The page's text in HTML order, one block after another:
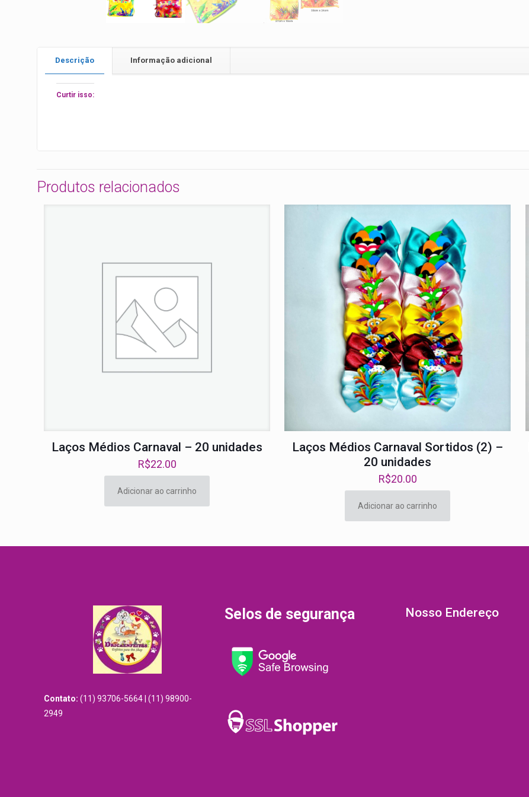
Descrição Informação adicional
Curtir isso:
Produtos relacionados
Laços Médios Carnaval – 20 unidades
R$22.00
Adicionar ao carrinho
Laços Médios Carnaval Sortidos (2) –
20 unidades
R$20.00
Adicionar ao carrinho
Contato: (11) 93706-5664 | (11) 98900-
2949
Selos de segurança Nosso Endereço